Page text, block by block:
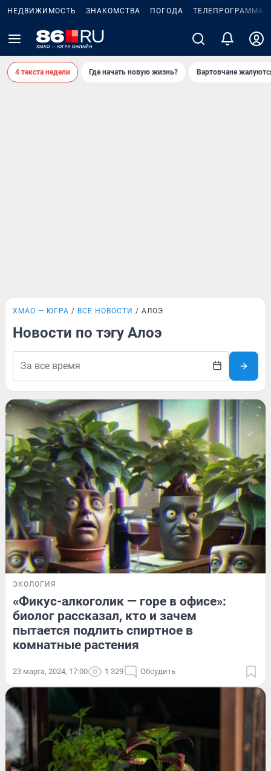
НЕДВИЖИМОСТЬ ЗНАКОМСТВА ПОГОДА ТЕЛЕПРОГРАММА
4 текста недели Где начать новую жизнь? Вартовчане
ХМАО — ЮГРА ВСЕ НОВОСТИ АЛОЭ
Новости по тэгу Алоэ
ЭКОЛОГИЯ
«Фикус-алкоголик — горе в офисе»:
биолог рассказал, кто и зачем
пытается подлить спиртное в
комнатные растения
23 марта, 2024, 17:00 1 329 Обсудить